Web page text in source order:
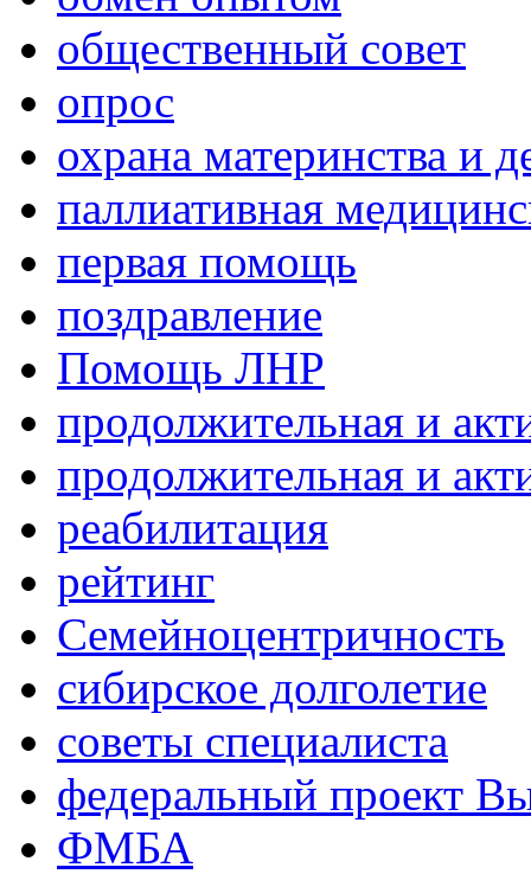
общественный совет
опрос
охрана материнства и
паллиативная
первая помощь
поздравление
Помощь ЛНР
продолжительная и
продолжительная и
реабилитация
рейтинг
Семейноцентричность
сибирское долголетие
советы специалиста
федеральный проект
ФМБА